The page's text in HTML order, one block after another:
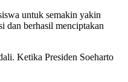
untuk semakin yakin
dan berhasil menciptakan
Ketika Presiden Soeharto